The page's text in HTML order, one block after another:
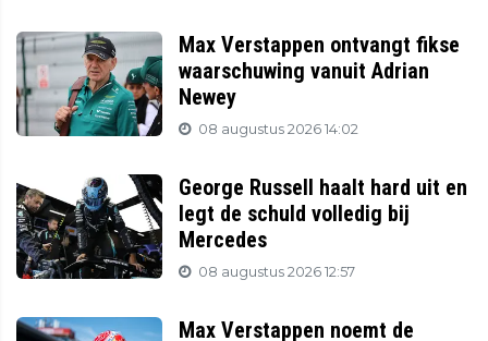
Max Verstappen ontvangt fikse
waarschuwing vanuit Adrian
Newey
08 augustus 2026 14:02
George Russell haalt hard uit en
legt de schuld volledig bij
Mercedes
08 augustus 2026 12:57
Max Verstappen noemt de